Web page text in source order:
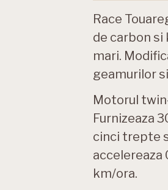
Race
de carbon si
mari.
geamurilor
Motorul
Furnizeaza
cinci trepte
accelereaza
km/ora.